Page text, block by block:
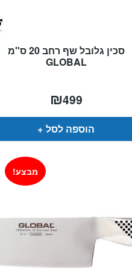
סכין גלובל שף רחב 20 ס"מ
GLOBAL
₪499
הוספה לסל
מבצע!